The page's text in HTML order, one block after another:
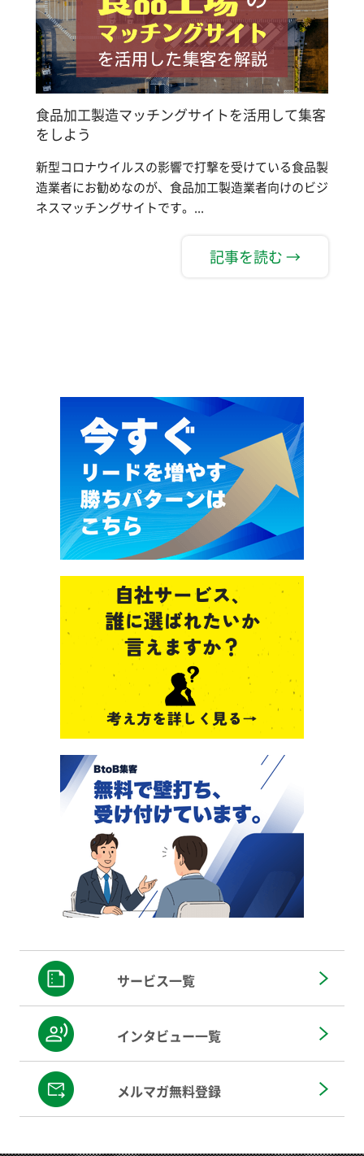
食品加工製造マッチングサイトを活用して集客
をしよう
新型コロナウイルスの影響で打撃を受けている食品製
造業者にお勧めなのが、食品加工製造業者向けのビジ
ネスマッチングサイトです。...
記事を読む →
サービス一覧
インタビュー一覧
メルマガ無料登録